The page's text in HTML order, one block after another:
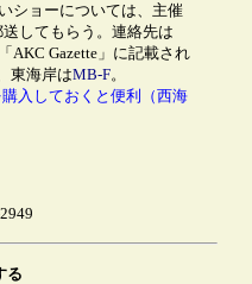
ショーについては、主催
してもらう。連絡先は
AKC Gazette」に記載され
東海岸はMB-F。
購入しておくと便利（西海
る